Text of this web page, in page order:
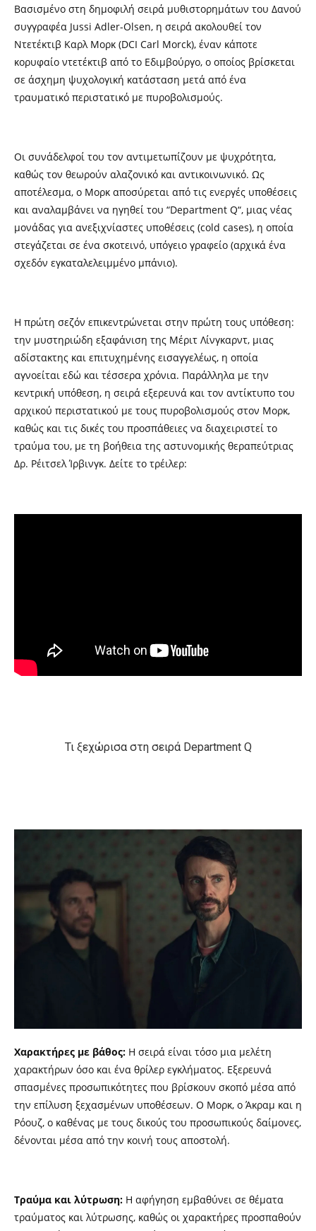
Βασισμένο στη δημοφιλή σειρά μυθιστορημάτων του Δανού
συγγραφέα Jussi Adler-Olsen, η σειρά ακολουθεί τον
Ντετέκτιβ Καρλ Μορκ (DCI Carl Morck), έναν κάποτε
κορυφαίο ντετέκτιβ από το Εδιμβούργο, ο οποίος βρίσκεται
σε άσχημη ψυχολογική κατάσταση μετά από ένα
τραυματικό περιστατικό με πυροβολισμούς.
Οι συνάδελφοί του τον αντιμετωπίζουν με ψυχρότητα,
καθώς τον θεωρούν αλαζονικό και αντικοινωνικό. Ως
αποτέλεσμα, ο Μορκ αποσύρεται από τις ενεργές υποθέσεις
και αναλαμβάνει να ηγηθεί του “Department Q“, μιας νέας
μονάδας για ανεξιχνίαστες υποθέσεις (cold cases), η οποία
στεγάζεται σε ένα σκοτεινό, υπόγειο γραφείο (αρχικά ένα
σχεδόν εγκαταλελειμμένο μπάνιο).
Η πρώτη σεζόν επικεντρώνεται στην πρώτη τους υπόθεση:
την μυστηριώδη εξαφάνιση της Μέριτ Λίνγκαρντ, μιας
αδίστακτης και επιτυχημένης εισαγγελέως, η οποία
αγνοείται εδώ και τέσσερα χρόνια. Παράλληλα με την
κεντρική υπόθεση, η σειρά εξερευνά και τον αντίκτυπο του
αρχικού περιστατικού με τους πυροβολισμούς στον Μορκ,
καθώς και τις δικές του προσπάθειες να διαχειριστεί το
τραύμα του, με τη βοήθεια της αστυνομικής θεραπεύτριας
Δρ. Ρέιτσελ Ίρβινγκ. Δείτε το τρέιλερ:
Τι ξεχώρισα στη σειρά Department Q
Χαρακτήρες με βάθος: Η σειρά είναι τόσο μια μελέτη
χαρακτήρων όσο και ένα θρίλερ εγκλήματος. Εξερευνά
σπασμένες προσωπικότητες που βρίσκουν σκοπό μέσα από
την επίλυση ξεχασμένων υποθέσεων. Ο Μορκ, ο Άκραμ και η
Ρόουζ, ο καθένας με τους δικούς του προσωπικούς δαίμονες,
δένονται μέσα από την κοινή τους αποστολή.
Τραύμα και λύτρωση: Η αφήγηση εμβαθύνει σε θέματα
τραύματος και λύτρωσης, καθώς οι χαρακτήρες προσπαθούν